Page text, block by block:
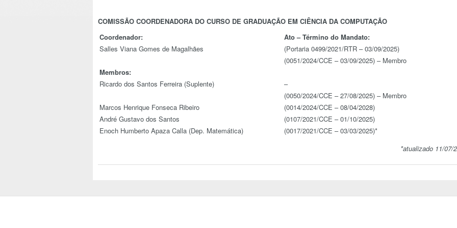
COMISSÃO COORDENADORA DO CURSO DE GRADUAÇÃO EM CIÊNCIA DA COMPUTAÇÃO
Coordenador:
Ato – Término do Mandato:
Salles Viana Gomes de Magalhães
(Portaria 0499/2021/RTR – 03/09/2025)
(0051/2024/CCE – 03/09/2025) – Membro
Membros:
Ricardo dos Santos Ferreira (Suplente)
–
(0050/2024/CCE – 27/08/2025) – Membro
Marcos Henrique Fonseca Ribeiro
(0014/2024/CCE – 08/04/2028)
André Gustavo dos Santos
(0107/2021/CCE – 01/10/2025)
Enoch Humberto Apaza Calla (Dep. Matemática)
(0017/2021/CCE – 03/03/2025)*
*atualizado 11/07/